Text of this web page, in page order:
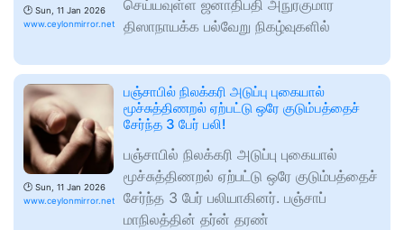
🕑 Sun, 11 Jan 2026
www.ceylonmirror.net
செய்யவுள்ள ஜனாதிபதி அநுரகுமார
திஸாநாயக்க பல்வேறு நிகழ்வுகளில்
🕑 Sun, 11 Jan 2026
www.ceylonmirror.net
பஞ்சாபில் நிலக்கரி அடுப்பு புகையால்
மூச்சுத்திணறல் ஏற்பட்டு ஒரே குடும்பத்தைச்
சேர்ந்த 3 பேர் பலி!
பஞ்சாபில் நிலக்கரி அடுப்பு புகையால்
மூச்சுத்திணறல் ஏற்பட்டு ஒரே குடும்பத்தைச்
சேர்ந்த 3 பேர் பலியாகினர். பஞ்சாப்
மாநிலத்தின் தர்ன் தரண்